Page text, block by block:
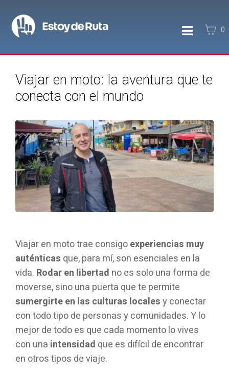
0
Viajar en moto: la aventura que te
conecta con el mundo
Viajar en moto trae consigoexperiencias muy
auténticas que, para mí, son esenciales en la
vida. Rodar en libertad no es solo una forma de
moverse, sino una puerta que te permite
sumergirte en las culturas localesy conectar
con todo tipo de personas y comunidades. Y lo
mejor de todo es que cada momento lo vives
con una intensidad que es difícil de encontrar
en otros tipos de viaje.